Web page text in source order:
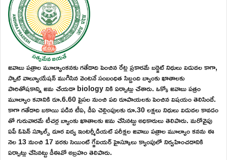
జవాబు పత్రాల మూల్యాంకనకు గతేడాది పెంచిన రేట్ల ప్రకారమే బడ్జెట్ నిధులు విడుదల కాగా,
స్పాట్ వాల్యూయేషన్ ముగిసిన వెంటనే సంబంధిత సిబ్బంది బ్యాంకు ఖాతాలకు
పారితోషకాన్ని జమ చేయడా biology నికి ఏర్పాట్లు చేశారు. ఒక్కో జవాబు పత్రం
మూల్యాం కనానికి రూ.6.60 పైసల నుంచి పది రూపాయలకు పెంచిన విషయం తెలిసిందే.
కాగా గతేడాది బకాయి పడిన టీఏ, డీఏ చెల్లింపులకు రూ.30 లక్షలు నిధులు విడుదల కావడం
తో గురువారమే టీచర్ల బ్యాంకు ఖాతాలకు జమ చేసినట్టు అధికారులు తెలిపారు. మరోవైపు
ఏపీ ఓపెన్ స్కూల్స్ దూర విద్య ఇంటర్మీడియట్ పరీక్షల జవాబు పత్రాల మూల్యాం కనను ఈ
నెల 13 నుంచి 17 వరకు సెయింట్ గ్జేవియర్ హైస్కూలు క్యాంపులో నిర్వహించడానికి
ఏర్పాట్లు చేసినట్టు డీఈవో అబ్రహం తెలిపారు.